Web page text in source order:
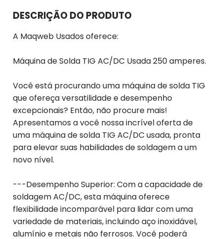
DESCRIÇÃO DO PRODUTO
A Maqweb Usados oferece:
Máquina de Solda TIG AC/DC Usada 250 amperes.
Você está procurando uma máquina de solda TIG
que ofereça versatilidade e desempenho
excepcionais? Então, não procure mais!
Apresentamos a você nossa incrível oferta de
uma máquina de solda TIG AC/DC usada, pronta
para elevar suas habilidades de soldagem a um
novo nível.
---Desempenho Superior: Com a capacidade de
soldagem AC/DC, esta máquina oferece
flexibilidade incomparável para lidar com uma
variedade de materiais, incluindo aço inoxidável,
alumínio e metais não ferrosos. Você poderá